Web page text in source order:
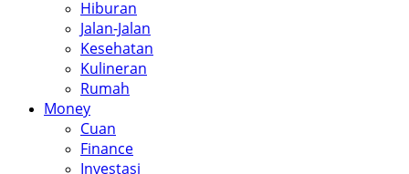
Hiburan
Jalan-Jalan
Kesehatan
Kulineran
Rumah
Money
Cuan
Finance
Investasi